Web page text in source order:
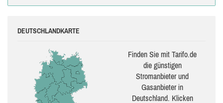
DEUTSCHLANDKARTE
Finden Sie mit Tarifo.de
die güns­ti­gen
Stromanbieter und
Gasanbieter in
Deutschland. Klicken